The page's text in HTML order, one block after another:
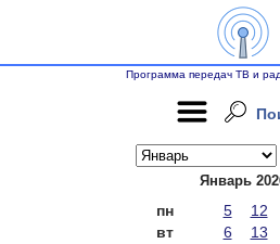
Программа передач ТВ и
Январь
пн 5 12
вт
6 13